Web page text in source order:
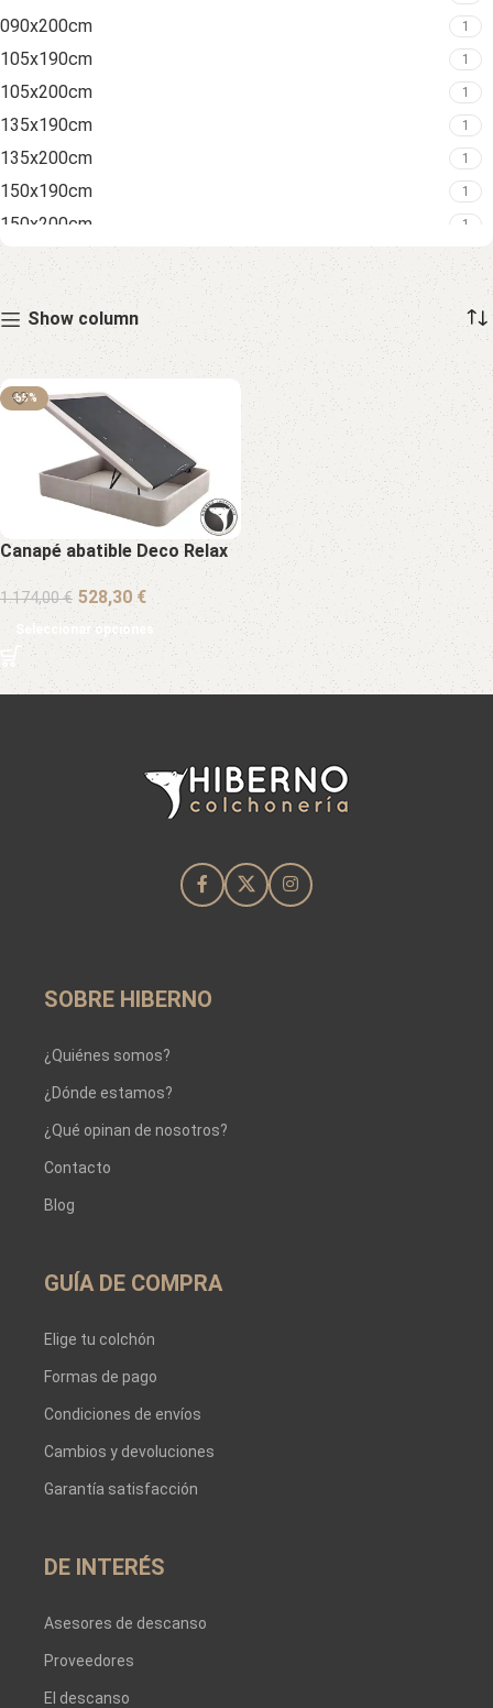
090x200cm 1
105x190cm 1
105x200cm 1
135x190cm 1
135x200cm 1
150x190cm 1
150x200cm 1
160x190cm 1
160x200cm
Show column
-55%
Canapé abatible Deco Relax
1.174,00€ €
Seleccionar opciones
SOBRE HIBERNO
¿Quiénes somos?
¿Dónde estamos?
¿Qué opinan de nosotros?
Contacto
Blog
GUÍA DE COMPRA
Elige tu colchón
Formas de pago
Condiciones de envíos
Cambios y devoluciones
Garantía satisfacción
DE INTERÉS
Asesores de descanso
Proveedores
El descanso